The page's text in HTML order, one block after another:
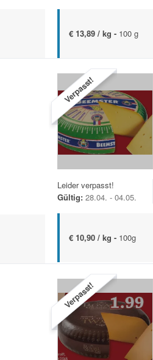
€ 13,89 / kg - 100 g
Verpasst!
Leider verpasst!
Gültig: 28.04. - 04.05.
€ 10,90 / kg - 100g
Verpasst!